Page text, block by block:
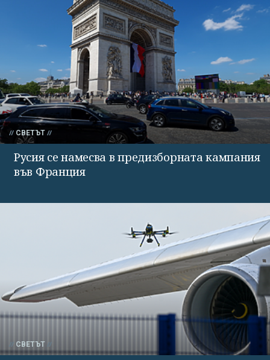
СВЕТЪТ
Русия се намесва в предизборната кампания
във Франция
СВЕТЪТ